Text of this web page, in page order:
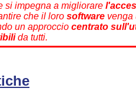
si impegna a migliorare
che il loro software venga
un approccio centrato
da tutti.